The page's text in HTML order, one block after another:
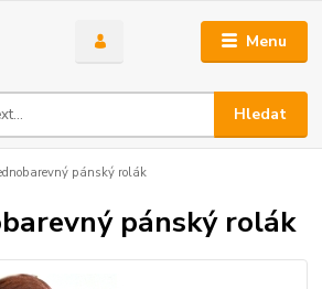
Menu
Hledat
pánský rolák
pánský rolák